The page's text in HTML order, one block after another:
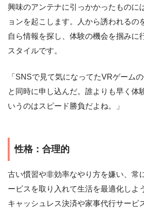
興味のアンテナに引っかかったものに
ョンを起こします。人から誘われるの
自ら情報を探し、体験の機会を掴みに
スタイルです。
「SNSで見て気になってたVRゲーム
と同時に申し込んだ。誰よりも早く体
いうのはスピード勝負だよね。」
性格：合理的
古い慣習や非効率なやり方を嫌い、常
ービスを取り入れて生活を最適化しよ
キャッシュレス決済や家事代行サービ